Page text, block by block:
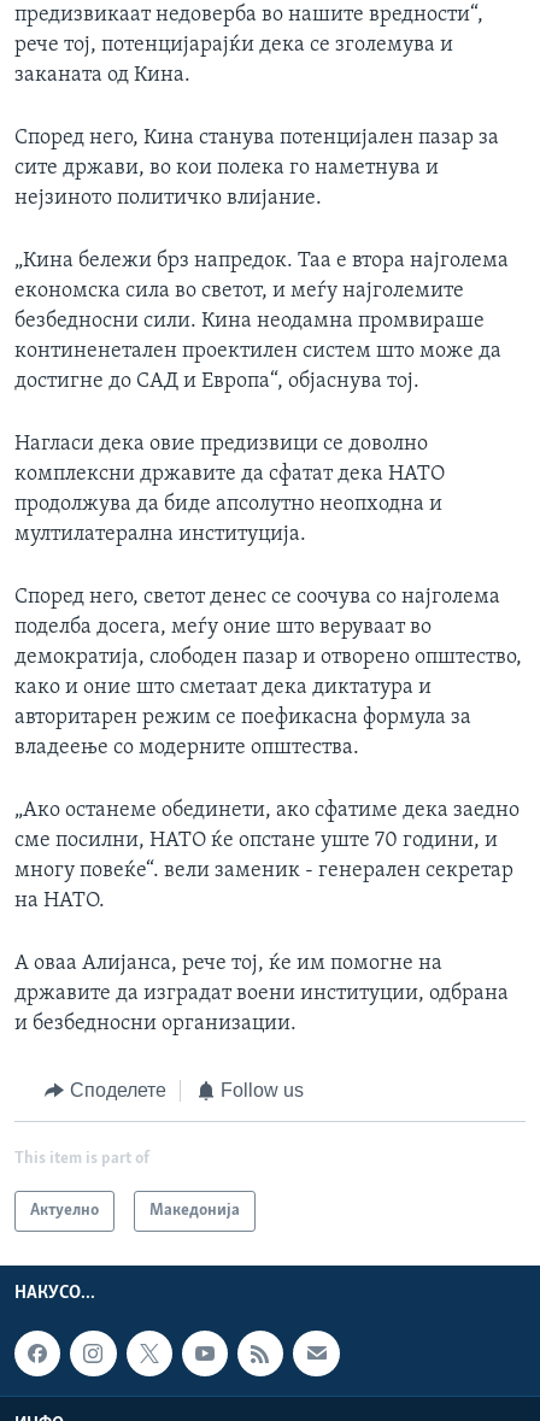
предизвикаат недоверба во нашите вредности“,
рече тој, потенцијарајќи дека се зголемува и
заканата од Кина.
Според него, Кина станува потенцијален пазар за
сите држави, во кои полека го наметнува и
нејзиното политичко влијание.
„Кина бележи брз напредок. Таа е втора најголема
економска сила во светот, и меѓу најголемите
безбедносни сили. Кина неодамна промвираше
континенетален проектилен систем што може да
достигне до САД и Европа“, објаснува тој.
Нагласи дека овие предизвици се доволно
комплексни државите да сфатат дека НАТО
продолжува да биде апсолутно неопходна и
мултилатерална институција.
Според него, светот денес се соочува со најголема
поделба досега, меѓу оние што веруваат во
демократија, слободен пазар и отворено општество,
како и оние што сметаат дека диктатура и
авторитарен режим се поефикасна формула за
владеење со модерните општества.
„Ако останеме обединети, ако сфатиме дека заедно
сме посилни, НАТО ќе опстане уште 70 години, и
многу повеќе“. вели заменик - генерален секретар
на НАТО.
А оваа Алијанса, рече тој, ќе им помогне на
државите да изградат воени институции, одбрана
и безбедносни организации.
Споделете Follow us
This item is part of
Актуелно Македонија
НАКУСО...